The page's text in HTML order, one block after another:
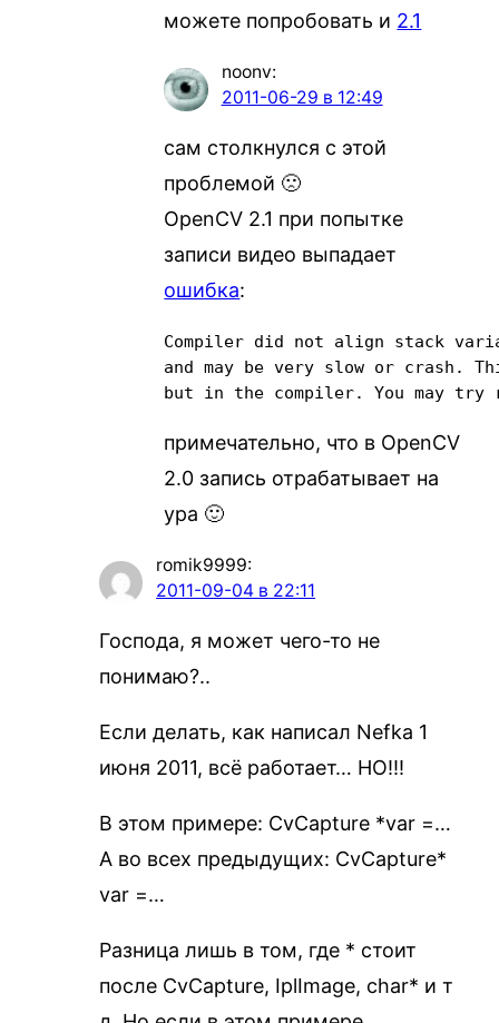
можете попробовать и 2.1
noonv:
2011-06-29 в 12:49
сам столкнулся с этой
проблемой 🙁
OpenCV 2.1 при попытке
записи видео выпадает
ошибка:
Compiler did not align stack
and may be very slow or crash.
but in the compiler. You may try
примечательно, что в OpenCV
2.0 запись отрабатывает на
ура 🙂
romik9999:
2011-09-04 в 22:11
Господа, я может чего-то не
понимаю?..
Если делать, как написал Nefka 1
июня 2011, всё работает… НО!!!
В этом примере: CvCapture *var =…
А во всех предыдущих: CvCapture*
var =…
Разница лишь в том, где * стоит
после CvCapture, IplImage, char* и т